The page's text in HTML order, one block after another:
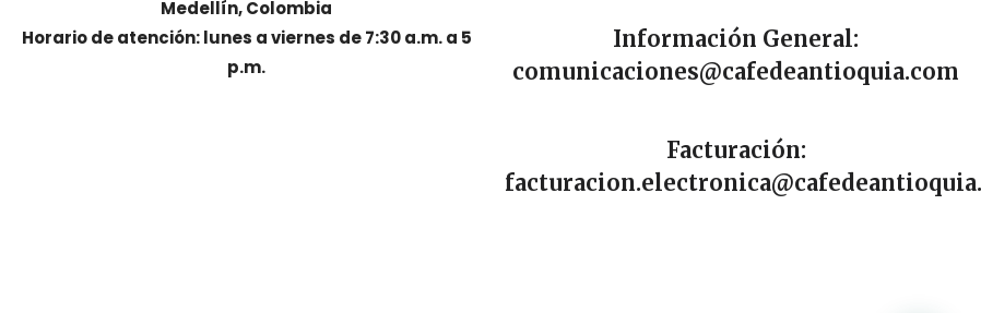
Medellín, Colombia
Horario de atención: lunes a viernes de 7:30 a.m. a 5
p.m.
Información General:
comunicaciones@cafedeantioquia.com
Facturación: